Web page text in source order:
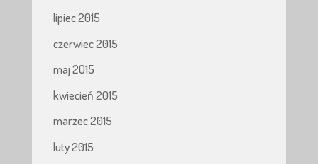
lipiec 2015
czerwiec 2015
maj 2015
kwiecień 2015
marzec 2015
luty 2015